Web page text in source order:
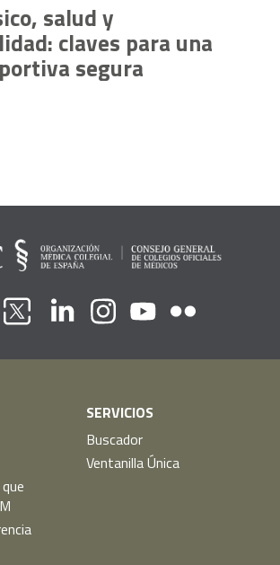
salud y
claves para una
segura
SERVICIOS
Buscador
Ventanilla Única